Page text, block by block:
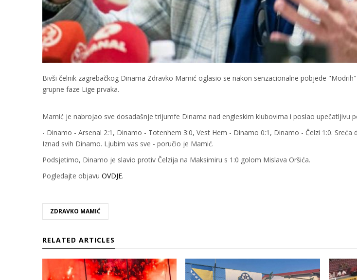
Bivši čelnik zagrebačkog Dinama Zdravko Mamić oglasio se nakon senzacionalne pobjede
grupne faze Lige prvaka.
Mamić je nabrojao sve dosadašnje trijumfe Dinama nad engleskim klubovima i poslao upečatljivu
- Dinamo - Arsenal 2:1, Dinamo - Totenhem 3:0, Vest Hem - Dinamo 0:1, Dinamo - Čelzi 1:0. Sreća
Iznad svih Dinamo. Ljubim vas sve - poručio je Mamić.
Podsjetimo, Dinamo je slavio protiv Čelzija na Maksimiru s 1:0 golom Mislava Oršića.
Pogledajte objavu OVDJE.
ZDRAVKO MAMIĆ
RELATED ARTICLES